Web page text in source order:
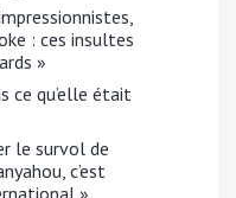
: ces insultes
»
ce qu’elle était
le survol de
c’est